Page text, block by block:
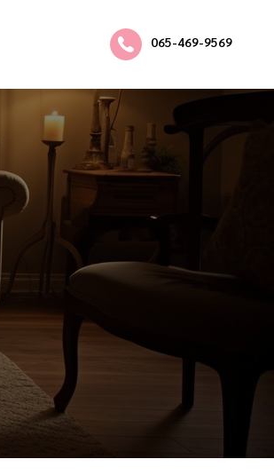
065-469-9569